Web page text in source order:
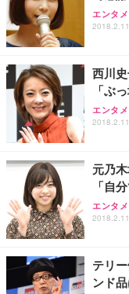
エンタメ
西川
「ぶ
エンタメ
元乃
「自
エンタメ
テリ
ンド